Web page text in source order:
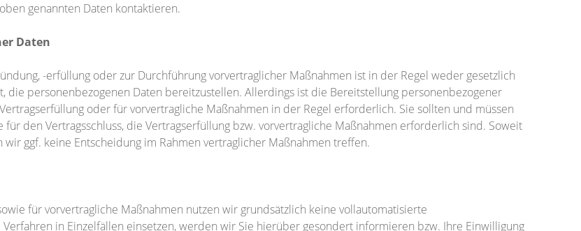
genannten Daten kontaktieren.
Daten
-erfüllung oder zur Durchführung vorvertraglicher Maßnahmen ist in der Regel weder gesetzlich
die personenbezogenen Daten bereitzustellen. Allerdings ist die Bereitstellung personenbezogener
oder für vorvertragliche Maßnahmen in der Regel erforderlich. Sie sollten und müssen
den Vertragsschluss, die Vertragserfüllung bzw. vorvertragliche Maßnahmen erforderlich sind. Soweit
ggf. keine Entscheidung im Rahmen vertraglicher Maßnahmen treffen.
für vorvertragliche Maßnahmen nutzen wir grundsätzlich keine vollautomatisierte
in Einzelfällen einsetzen, werden wir Sie hierüber gesondert informieren bzw. Ihre Einwilligung